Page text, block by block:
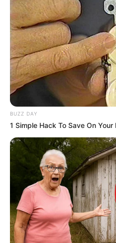
BUZZ DAY
1 Simple Hack To Save On